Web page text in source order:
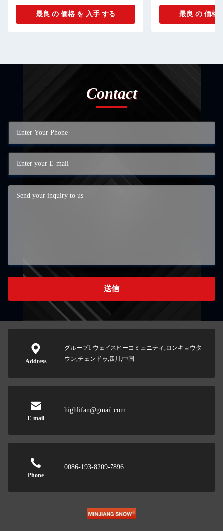
最良 の 価格 を 入手 する 最良 の 価格
Contact
送信
Address
グループ1 ウェイスヒーコミュニティ,ロンキョウタ
ウン,チェンドゥ,四川,中国
E-mail
highlifan@gmail.com
Phone
0086-193-8209-7896